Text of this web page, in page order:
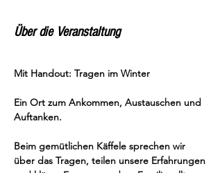
Über die Veranstaltung
Mit Handout: Tragen im Winter
Ein Ort zum Ankommen, Austauschen und
Auftanken.
Beim gemütlichen Käffele sprechen wir
über das Tragen, teilen unsere Erfahrungen